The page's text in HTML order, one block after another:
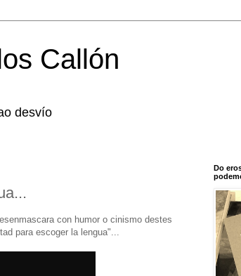
Callón
desvío
con humor o cinismo destes
para escoger la lengua"...
Do